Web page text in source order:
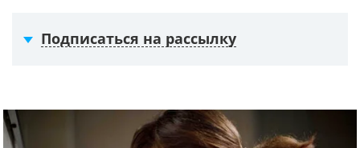
Подписаться на рассылку